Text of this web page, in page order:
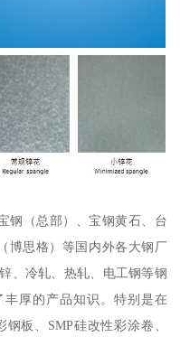
钢（总部）、宝钢黄石、台
博思格）等国内外各大钢厂
、冷轧、热轧、电工钢等钢
厚的产品知识。特别是在
板、SMP硅改性彩涂卷、